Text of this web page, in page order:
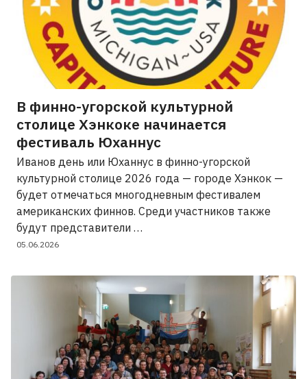
В финно-угорской культурной
столице Хэнкоке начинается
фестиваль Юханнус
Иванов день или Юханнус в финно-угорской
культурной столице 2026 года — городе Хэнкок —
будет отмечаться многодневным фестивалем
американских финнов. Среди участников также
будут представители …
05.06.2026